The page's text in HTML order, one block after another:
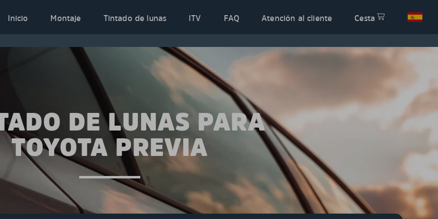
Inicio
Montaje Tintado de lunas ITV FAQ Atención al cliente Cesta
DE LUNAS PARA
TOYOTA PREVIA